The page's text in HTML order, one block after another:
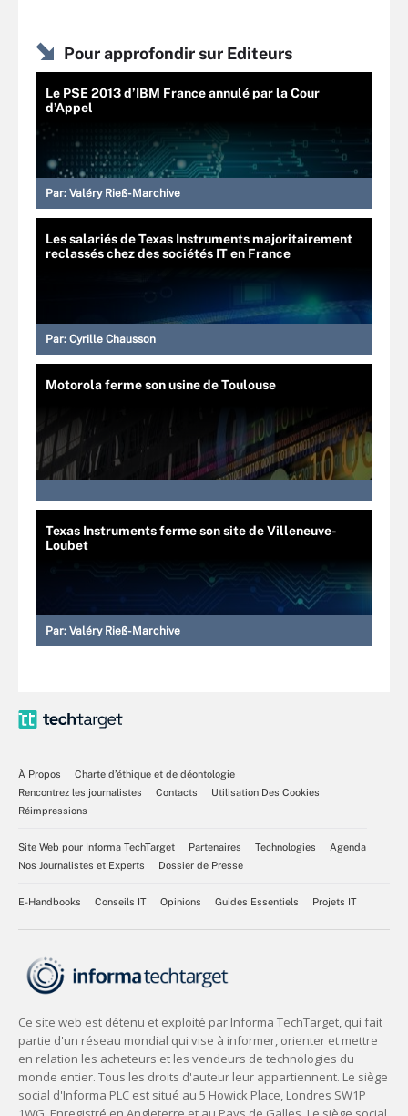
Pour approfondir sur Editeurs
Le PSE 2013 d’IBM France annulé par la Cour
d’Appel
Par: Valéry Rieß-Marchive
Les salariés de Texas Instruments majoritairement
reclassés chez des sociétés IT en France
Par: Cyrille Chausson
Motorola ferme son usine de Toulouse
Texas Instruments ferme son site de Villeneuve-
Loubet
Par: Valéry Rieß-Marchive
À Propos
Charte d’éthique et de déontologie
Rencontrez les journalistes
Contacts
Utilisation Des Cookies
Réimpressions
Site Web pour Informa TechTarget Partenaires Technologies
Agenda
Nos Journalistes et Experts
Dossier de Presse
E-Handbooks Conseils IT Opinions Guides Essentiels Projets IT